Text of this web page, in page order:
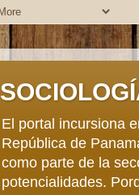
El portal incursiona
República de
como parte de la
potencialidades.